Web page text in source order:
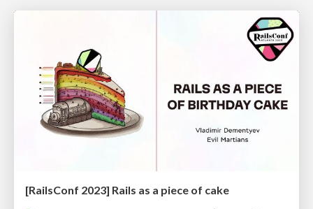
[RailsConf 2023] Rails as a piece of cake